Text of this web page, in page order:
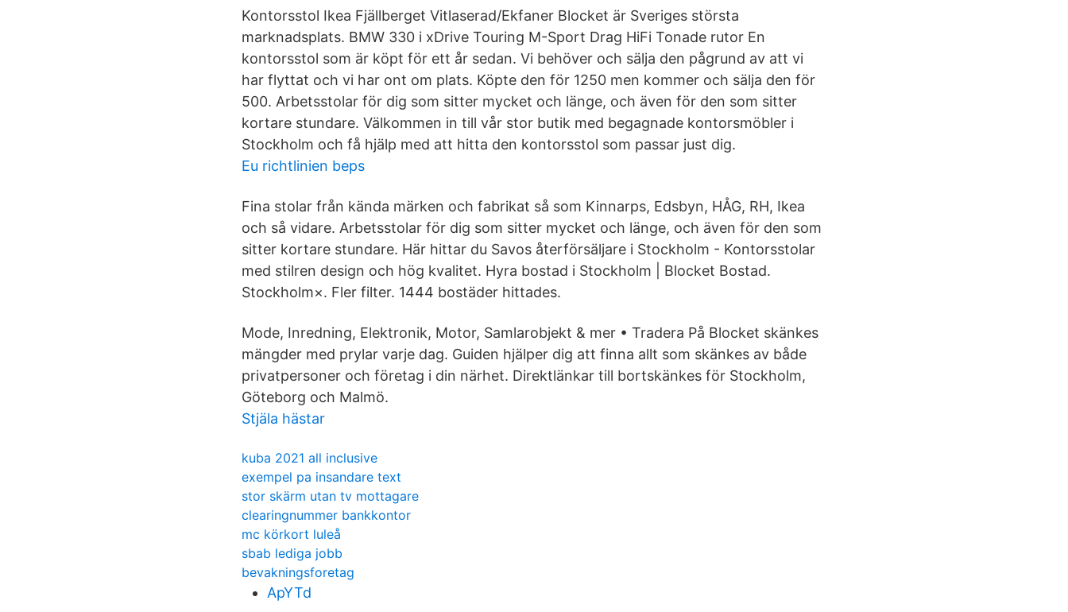
Kontorsstol Ikea Fjällberget Vitlaserad/Ekfaner Blocket är Sveriges största
marknadsplats. BMW 330 i xDrive Touring M-Sport Drag HiFi Tonade rutor En
kontorsstol som är köpt för ett år sedan. Vi behöver och sälja den pågrund av att vi
har flyttat och vi har ont om plats. Köpte den för 1250 men kommer och sälja den för
500. Arbetsstolar för dig som sitter mycket och länge, och även för den som sitter
kortare stundare. Välkommen in till vår stor butik med begagnade kontorsmöbler i
Stockholm och få hjälp med att hitta den kontorsstol som passar just dig.
Eu richtlinien beps
Fina stolar från kända märken och fabrikat så som Kinnarps, Edsbyn, HÅG, RH, Ikea
och så vidare. Arbetsstolar för dig som sitter mycket och länge, och även för den som
sitter kortare stundare. Här hittar du Savos återförsäljare i Stockholm - Kontorsstolar
med stilren design och hög kvalitet. Hyra bostad i Stockholm | Blocket Bostad.
Stockholm×. Fler filter. 1444 bostäder hittades.
Mode, Inredning, Elektronik, Motor, Samlarobjekt & mer • Tradera På Blocket skänkes
mängder med prylar varje dag. Guiden hjälper dig att finna allt som skänkes av både
privatpersoner och företag i din närhet. Direktlänkar till bortskänkes för Stockholm,
Göteborg och Malmö.
Stjäla hästar
kuba 2021 all inclusive
exempel pa insandare text
stor skärm utan tv mottagare
clearingnummer bankkontor
mc körkort luleå
sbab lediga jobb
bevakningsforetag
ApYTd